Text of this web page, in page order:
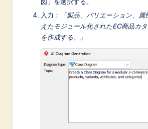
入力：
「製品、バリエーション、
えたモジュール化されたEC商品カ
を作成する。」